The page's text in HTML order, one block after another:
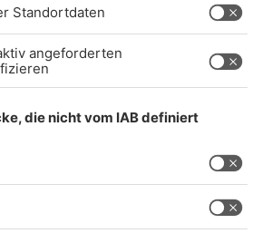
Audiothek
Application Error!
is not a function